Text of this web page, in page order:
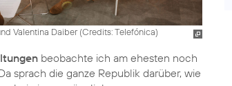
Valentina Daiber (Credits: Telefónica)
beobachte ich am ehesten noch
sprach die ganze Republik darüber, wie